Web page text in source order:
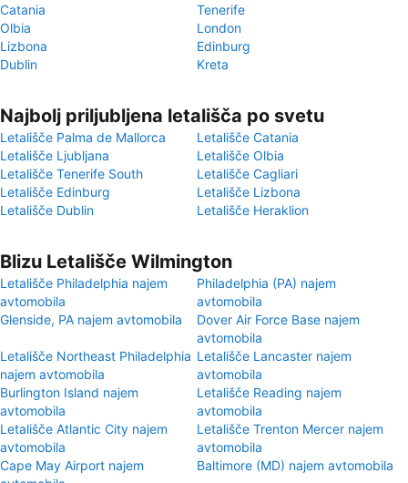
Catania
Tenerife
Olbia
London
Lizbona
Edinburg
Dublin
Kreta
Najbolj priljubljena letališča po svetu
Letališče Palma de Mallorca
Letališče Catania
Letališče Ljubljana
Letališče Olbia
Letališče Tenerife South
Letališče Cagliari
Letališče Edinburg
Letališče Lizbona
Letališče Dublin
Letališče Heraklion
Blizu Letališče Wilmington
Letališče Philadelphia najem
avtomobila
Philadelphia (PA) najem
avtomobila
Glenside, PA najem avtomobila
Dover Air Force Base najem
avtomobila
Letališče Northeast Philadelphia
najem avtomobila
Letališče Lancaster najem
avtomobila
Burlington Island najem
avtomobila
Letališče Reading najem
avtomobila
Letališče Atlantic City najem
avtomobila
Letališče Trenton Mercer najem
avtomobila
Cape May Airport najem
Baltimore (MD) najem avtomobila